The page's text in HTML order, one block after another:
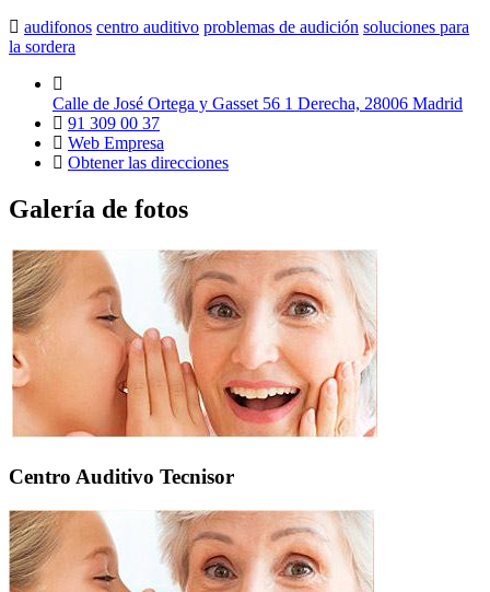
audifonos centro auditivo problemas de audición soluciones para
la sordera
Calle de José Ortega y Gasset 56 1 Derecha, 28006 Madrid
91 309 00 37
Web Empresa
Obtener las direcciones
Galería de fotos
Centro Auditivo Tecnisor